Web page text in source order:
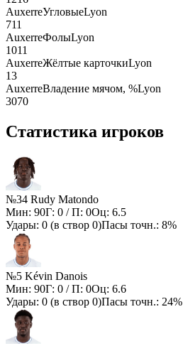
AuxerreУгловыеLyon
711
AuxerreФолыLyon
1011
AuxerreЖёлтые карточкиLyon
13
AuxerreВладение мячом, %Lyon
3070
Статистика игроков
№34 Rudy Matondo
Мин: 90Г: 0 / П: 0Оц: 6.5
Удары: 0 (в створ 0)Пасы точн.: 8%
№5 Kévin Danois
Мин: 90Г: 0 / П: 0Оц: 6.6
Удары: 0 (в створ 0)Пасы точн.: 24%